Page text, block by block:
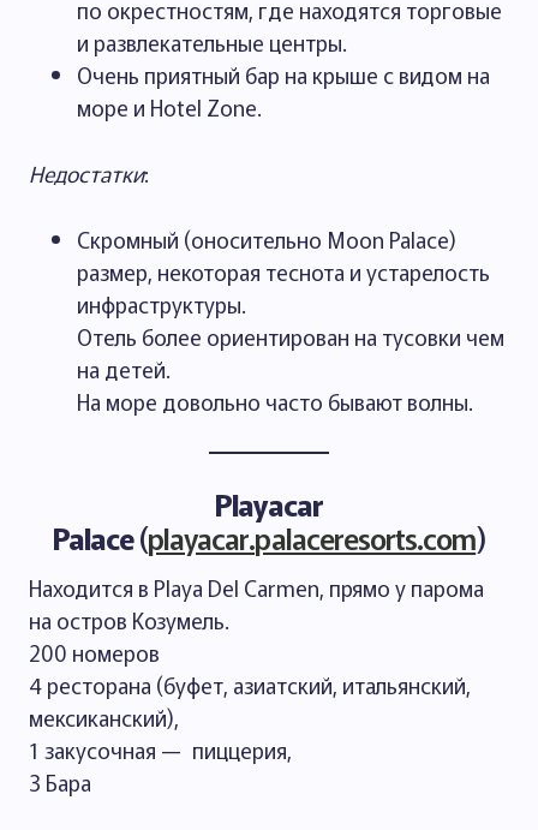
по окрестностям, где находятся торговые
и развлекательные центры.
Очень приятный бар на крыше с видом на
море и Hotel Zone.
Недостатки:
Скромный (оносительно Moon Palace)
размер, некоторая теснота и устарелость
инфраструктуры.
Отель более ориентирован на тусовки чем
на детей.
На море довольно часто бывают волны.
Playacar
Palace(playacar.palaceresorts.com)
Находится в Playa Del Carmen, прямо у парома
на остров Козумель.
200 номеров
4 ресторана (буфет, азиатский, итальянский,
мексиканский),
1 закусочная — пиццерия,
3 Бара